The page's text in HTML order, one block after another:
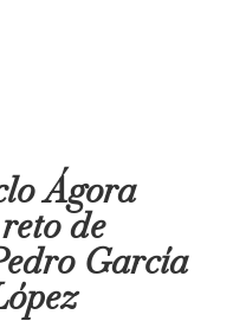
Ágora
de
García